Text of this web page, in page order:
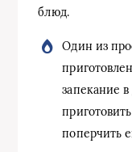
блюд.
Один из
запекание
поперчить